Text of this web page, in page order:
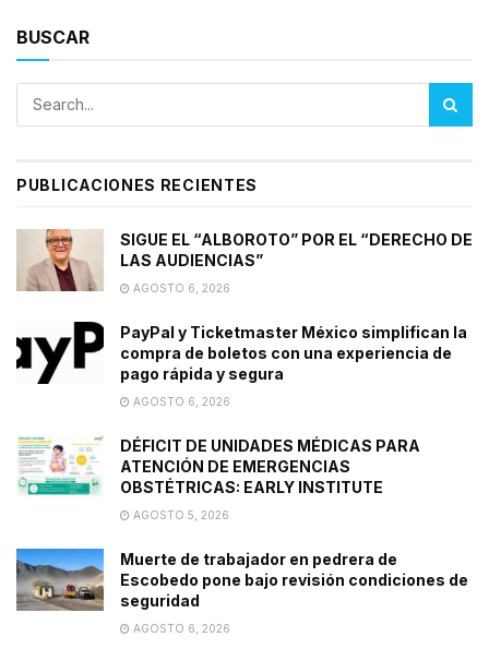
BUSCAR
PUBLICACIONES RECIENTES
SIGUE EL “ALBOROTO” POR EL “DERECHO DE
LAS AUDIENCIAS”
AGOSTO 6, 2026
PayPal y Ticketmaster México simplifican la
compra de boletos con una experiencia de
pago rápida y segura
AGOSTO 6, 2026
DÉFICIT DE UNIDADES MÉDICAS PARA
ATENCIÓN DE EMERGENCIAS
OBSTÉTRICAS: EARLY INSTITUTE
AGOSTO 5, 2026
Muerte de trabajador en pedrera de
Escobedo pone bajo revisión condiciones de
seguridad
AGOSTO 6, 2026